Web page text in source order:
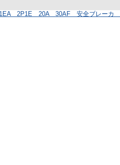
2P1E 20A 30AF 安全ブレーカ